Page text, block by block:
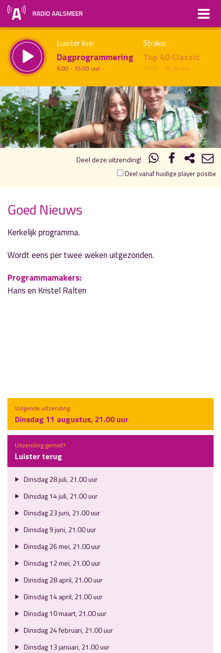
RADIO AALSMEER
Luister live:
Dagprogrammering
6.00 - 15.00 uur
Straks:
Top 40 Classic
15.00 - 18.00 uur
21.00 22.00
Vorig uur uur 1 van 1 Volgend uur
Inklappen
Deel deze uitzending!
Deel vanaf huidige player positie
Goed Nieuws
Kerkelijk programma.
Wordt eens per twee weken uitgezonden.
Programmamakers:
Hans en Kristel Ralten
Volgende uitzending:
Dinsdag 11 augustus, 21.00 uur
Uitzending gemist?
Luister terug
Dinsdag 28 juli, 21.00 uur
Dinsdag 14 juli, 21.00 uur
Dinsdag 23 juni, 21.00 uur
Dinsdag 9 juni, 21.00 uur
Dinsdag 26 mei, 21.00 uur
Dinsdag 12 mei, 21.00 uur
Dinsdag 28 april, 21.00 uur
Dinsdag 14 april, 21.00 uur
Dinsdag 10 maart, 21.00 uur
Dinsdag 24 februari, 21.00 uur
Dinsdag 13 januari, 21.00 uur